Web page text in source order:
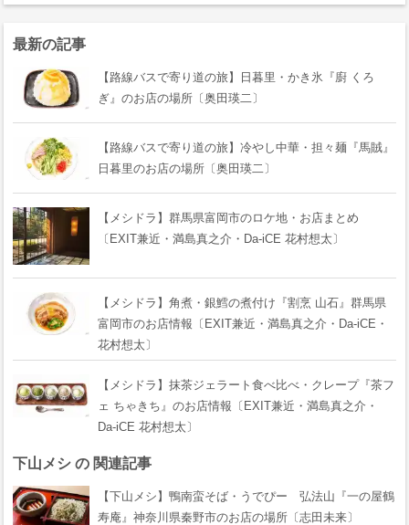
最新の記事
【路線バスで寄り道の旅】日暮里・かき氷『廚 くろ
ぎ』のお店の場所〔奥田瑛二〕
【路線バスで寄り道の旅】冷やし中華・担々麺『馬賊』
日暮里のお店の場所〔奥田瑛二〕
【メシドラ】群馬県富岡市のロケ地・お店まとめ
〔EXIT兼近・満島真之介・Da-iCE 花村想太〕
【メシドラ】角煮・銀鱈の煮付け『割烹 山石』群馬県
富岡市のお店情報〔EXIT兼近・満島真之介・Da-iCE・
花村想太〕
【メシドラ】抹茶ジェラート食べ比べ・クレープ『茶フ
ェ ちゃきち』のお店情報〔EXIT兼近・満島真之介・
Da-iCE 花村想太〕
下山メシ の 関連記事
【下山メシ】鴨南蛮そば・うでぴー 弘法山『一の屋鶴
寿庵』神奈川県秦野市のお店の場所〔志田未来〕